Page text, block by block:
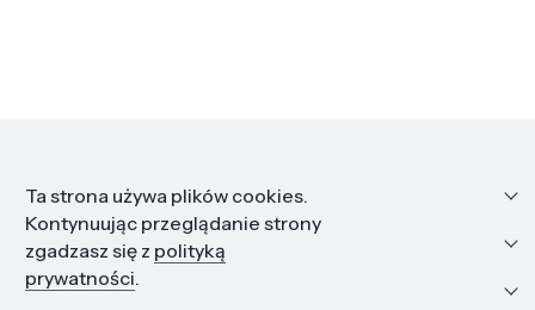
Informacje
Edukacja i kariera
Zasoby i materiały
Ta strona używa plików cookies.
Kontynuując przeglądanie strony
zgadzasz się z polityką
prywatności.